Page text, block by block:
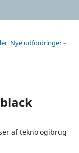
Nye udfordringer –
af teknologibrug